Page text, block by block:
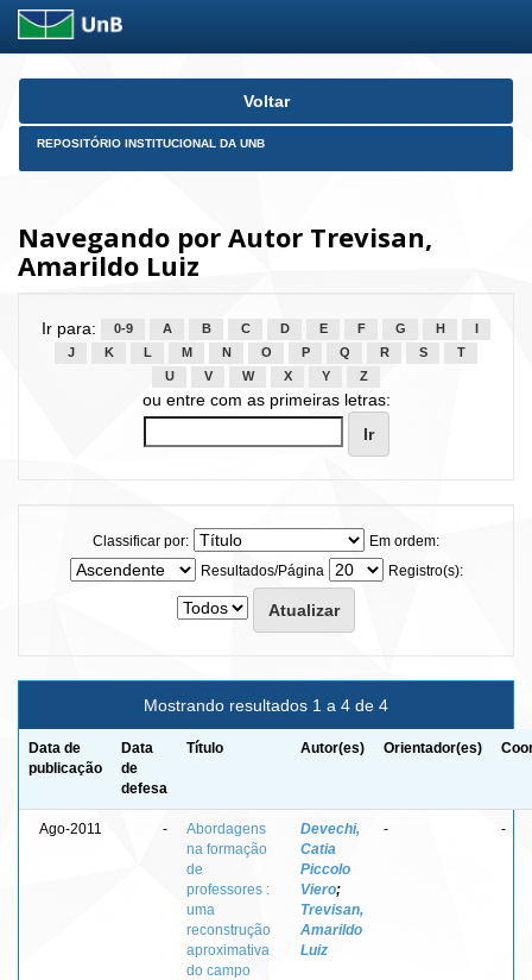
Skip
Voltar
REPOSITÓRIO INSTITUCIONAL DA UNB
Navegando por Autor Trevisan,
Amarildo Luiz
Ir para: 0-9 A B C D E F G H
J
K L M N O P Q R S
T
U
V W X Y Z
ou entre com as primeiras letras:
Classificar por:
Em ordem:
Resultados/Página
Registro(s):
Mostrando resultados 1 a 4 de 4
Data de
publicação
Data
de
defesa
Título Autor(es) Orientador(es)
Ago-2011 -
Abordagens
na formação
de
professores :
uma
reconstrução
aproximativa
do campo
Devechi,
Catia
Piccolo
Viero;
Trevisan,
Amarildo
Luiz
- -